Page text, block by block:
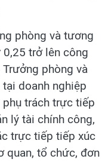
phòng và tương
trở lên công
phòng và
doanh nghiệp
trách trực tiếp
lý tài chính công,
trực tiếp tiếp xúc
quan, tổ chức, đơn